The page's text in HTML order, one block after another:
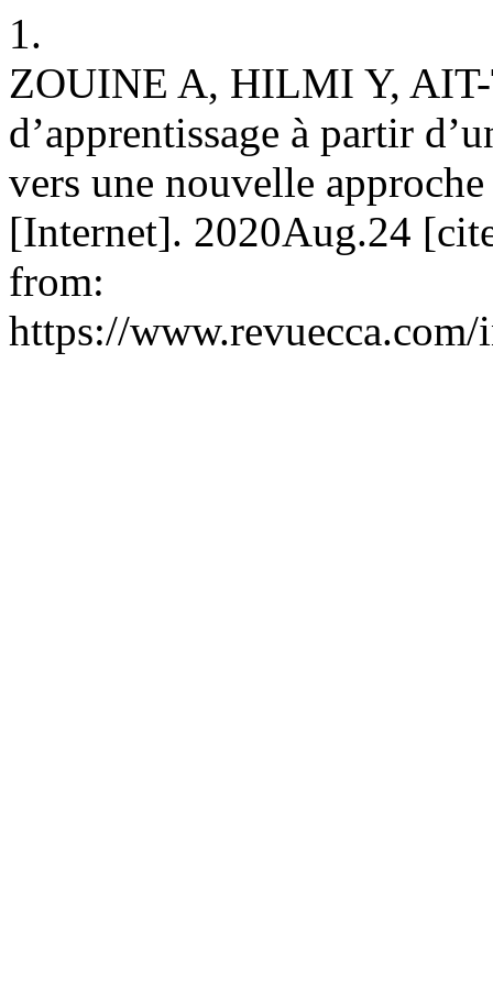
1.
ZOUINE A, HILMI Y,
d’apprentissage à partir
vers une nouvelle
[Internet]. 2020Aug.24
from:
https://